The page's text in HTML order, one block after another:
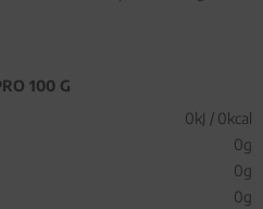
100 G
0kJ / 0kcal
0g
0g
0g